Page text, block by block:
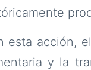
esta acción, el
y la